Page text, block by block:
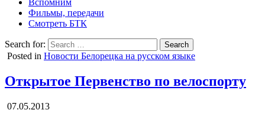
Фильмы, передачи
Смотреть БТК
Search for:
Posted in Новости Белорецка на русском языке
Открытое Первенство по велоспорту
07.05.2013